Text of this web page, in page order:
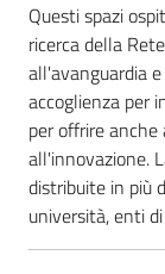
Questi spazi
ricerca della
all'avanguardia
accoglienza per
per offrire
all'innovazione.
distribuite in più
università, enti